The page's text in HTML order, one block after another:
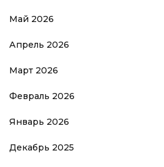
Май 2026
Апрель 2026
Март 2026
Февраль 2026
Январь 2026
Декабрь 2025